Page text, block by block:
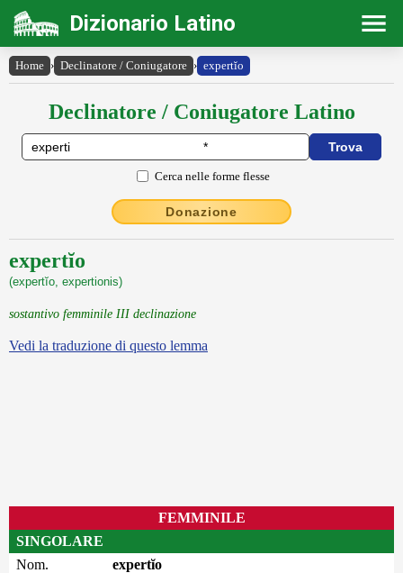
Dizionario Latino
Home › Declinatore / Coniugatore › expertĭo
Declinatore / Coniugatore Latino
Cerca nelle forme flesse
Donazione
expertĭo
(expertĭo, expertionis)
sostantivo femminile III declinazione
Vedi la traduzione di questo lemma
FEMMINILE
SINGOLARE
Nom.
expertĭo